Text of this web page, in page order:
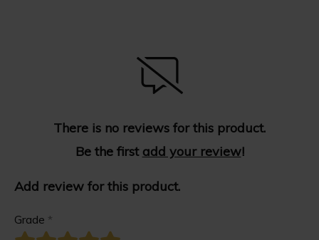
There is no reviews for this product.
Be the first add your review!
Add review for this product.
Grade *